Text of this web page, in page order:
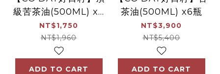
級苦茶油(500ML) x2
瓶
NT$1,750
NT$1,960
ADD TO CART
茶油(500ML) x6瓶
NT$3,900
NT$5,400
ADD TO CART